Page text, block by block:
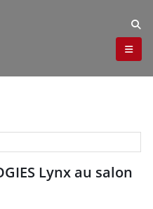
Lynx au salon